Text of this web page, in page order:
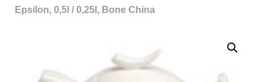
Epsilon, 0,5l / 0,25l, Bone China